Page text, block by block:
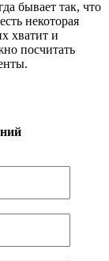
бывает так, что
некоторая
хватит и
посчитать